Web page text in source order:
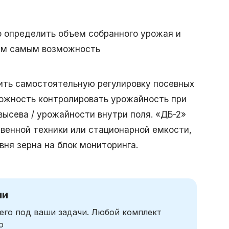
объем собранного урожая и
самым возможность
самостоятельную регулировку посевных
контролировать урожайность при
/ урожайности внутри поля. «ДБ-2»
техники или стационарной емкости,
зерна на блок мониторинга.
под ваши задачи. Любой комплект